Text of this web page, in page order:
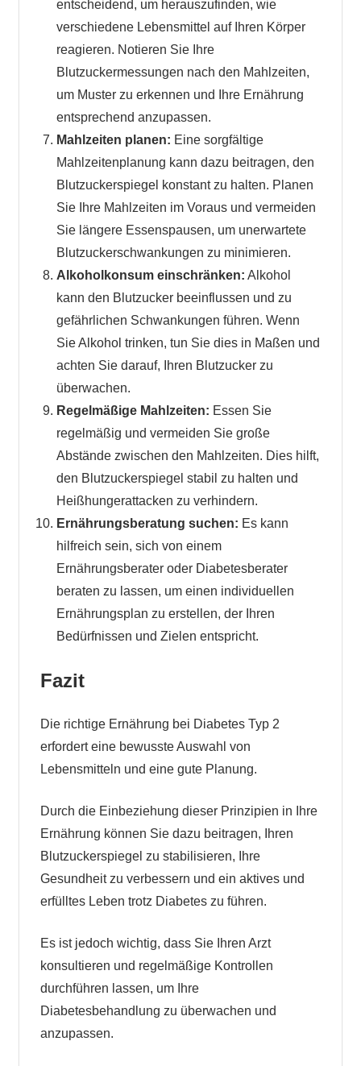
entscheidend, um herauszufinden, wie
verschiedene Lebensmittel auf Ihren Körper
reagieren. Notieren Sie Ihre
Blutzuckermessungen nach den Mahlzeiten,
um Muster zu erkennen und Ihre Ernährung
entsprechend anzupassen.
Mahlzeiten planen: Eine sorgfältige
Mahlzeitenplanung kann dazu beitragen, den
Blutzuckerspiegel konstant zu halten. Planen
Sie Ihre Mahlzeiten im Voraus und vermeiden
Sie längere Essenspausen, um unerwartete
Blutzuckerschwankungen zu minimieren.
Alkoholkonsum einschränken: Alkohol
kann den Blutzucker beeinflussen und zu
gefährlichen Schwankungen führen. Wenn
Sie Alkohol trinken, tun Sie dies in Maßen und
achten Sie darauf, Ihren Blutzucker zu
überwachen.
Regelmäßige Mahlzeiten: Essen Sie
regelmäßig und vermeiden Sie große
Abstände zwischen den Mahlzeiten. Dies hilft,
den Blutzuckerspiegel stabil zu halten und
Heißhungerattacken zu verhindern.
Ernährungsberatung suchen: Es kann
hilfreich sein, sich von einem
Ernährungsberater oder Diabetesberater
beraten zu lassen, um einen individuellen
Ernährungsplan zu erstellen, der Ihren
Bedürfnissen und Zielen entspricht.
Fazit
Die richtige Ernährung bei Diabetes Typ 2
erfordert eine bewusste Auswahl von
Lebensmitteln und eine gute Planung.
Durch die Einbeziehung dieser Prinzipien in Ihre
Ernährung können Sie dazu beitragen, Ihren
Blutzuckerspiegel zu stabilisieren, Ihre
Gesundheit zu verbessern und ein aktives und
erfülltes Leben trotz Diabetes zu führen.
Es ist jedoch wichtig, dass Sie Ihren Arzt
konsultieren und regelmäßige Kontrollen
durchführen lassen, um Ihre
Diabetesbehandlung zu überwachen und
anzupassen.